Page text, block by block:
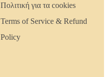
Πολιτική για τα cookies
Terms of Service & Refund
Policy